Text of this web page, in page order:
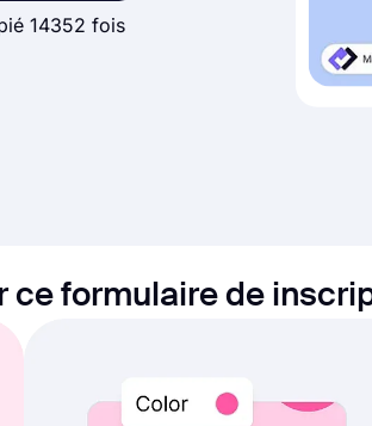
14352 fois
ce formulaire de